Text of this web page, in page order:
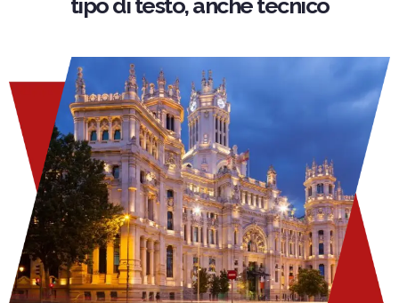
tipo di testo, anche tecnico